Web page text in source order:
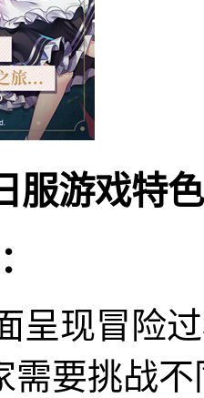
服游戏特
呈现冒险
需要挑战